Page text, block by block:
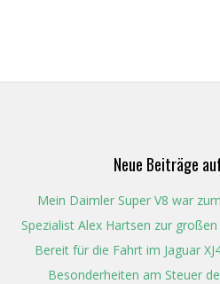
Neue Beiträge
Mein Daimler Super V8 war
Spezialist Alex Hartsen zur
Bereit für die Fahrt im Jaguar
Besonderheiten am Steuer